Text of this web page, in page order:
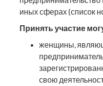
иных сферах (список
Принять участие
женщины,
свою